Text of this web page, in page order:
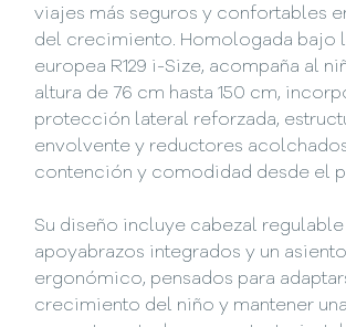
viajes más seguros y confortables
del crecimiento. Homologada bajo
europea R129 i-Size, acompaña al
altura de 76 cm hasta 150 cm,
protección lateral reforzada,
envolvente y reductores
contención y comodidad desde el
Su diseño incluye cabezal regulable
apoyabrazos integrados y un
ergonómico, pensados para
crecimiento del niño y mantener